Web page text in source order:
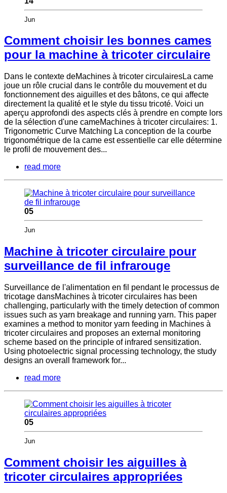
Jun
Comment choisir les bonnes cames
pour la machine à tricoter circulaire
Dans le contexte deMachines à tricoter circulairesLa came
joue un rôle crucial dans le contrôle du mouvement et du
fonctionnement des aiguilles et des bâtons, ce qui affecte
directement la qualité et le style du tissu tricoté. Voici un
aperçu approfondi des aspects clés à prendre en compte lors
de la sélection d'une cameMachines à tricoter circulaires: 1.
Trigonometric Curve Matching La conception de la courbe
trigonométrique de la came est essentielle car elle détermine
le profil de mouvement des...
read more
05
Jun
Machine à tricoter circulaire pour
surveillance de fil infrarouge
Surveillance de l'alimentation en fil pendant le processus de
tricotage dansMachines à tricoter circulaires has been
challenging, particularly with the timely detection of common
issues such as yarn breakage and running yarn. This paper
examines a method to monitor yarn feeding in Machines à
tricoter circulaires and proposes an external monitoring
scheme based on the principle of infrared sensitization.
Using photoelectric signal processing technology, the study
designs an overall framework for...
read more
05
Jun
Comment choisir les aiguilles à
tricoter circulaires appropriées